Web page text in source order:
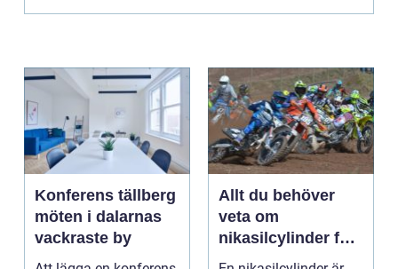
Konferens tällberg
möten i dalarnas
vackraste by
Allt du behöver
veta om
nikasilcylinder för
motorcykel och